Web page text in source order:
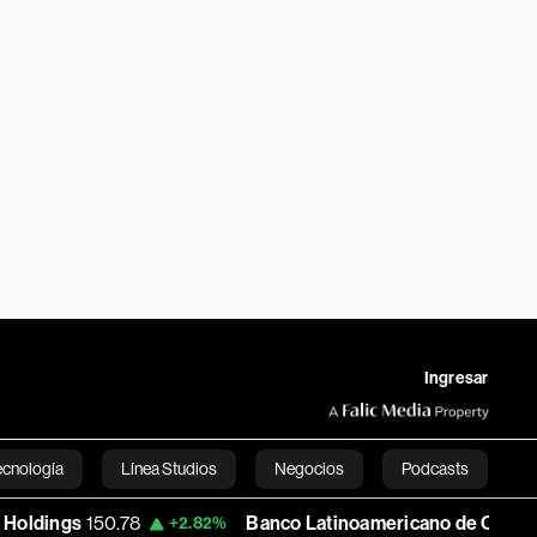
Ingresar
Línea Studios Negocios Podcasts
English
+2.82% Banco Latinoamericano de Comercio